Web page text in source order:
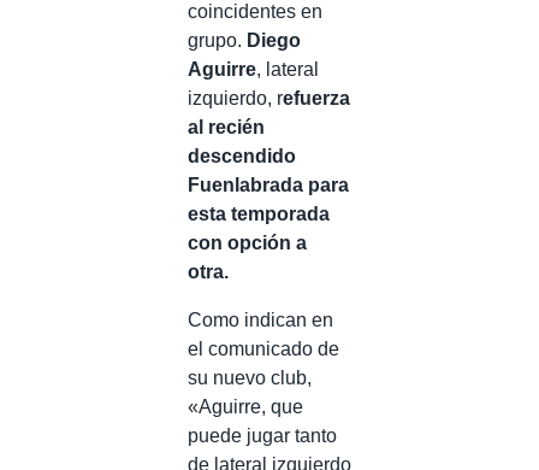
coincidentes en
grupo. Diego
Aguirre, lateral
izquierdo, refuerza
al recién
descendido
Fuenlabrada para
esta temporada
con opción a
otra.
Como indican en
el comunicado de
su nuevo club,
«Aguirre, que
puede jugar tanto
de lateral izquierdo